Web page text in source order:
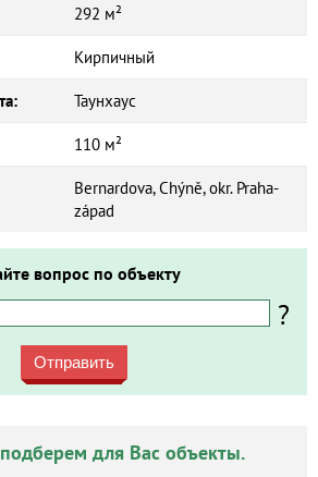
292 м²
Кирпичный
Таунхаус
110 м²
Bernardova, Chýně, okr. Praha-
západ
вопрос по объекту
?
Отправить
для Вас объекты.